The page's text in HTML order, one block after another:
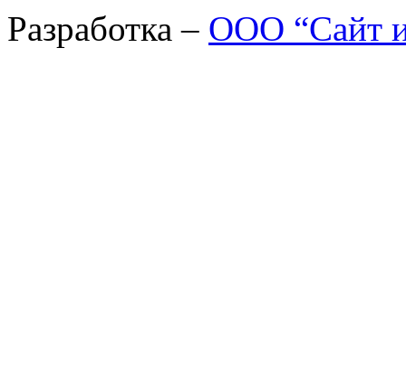
Разработка – ООО “Сайт и